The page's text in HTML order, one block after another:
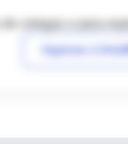
de colegas o para
Ingresar a